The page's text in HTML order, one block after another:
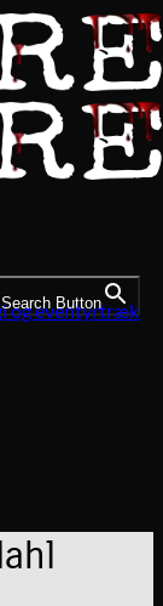
Search Button
og eventyrtræk